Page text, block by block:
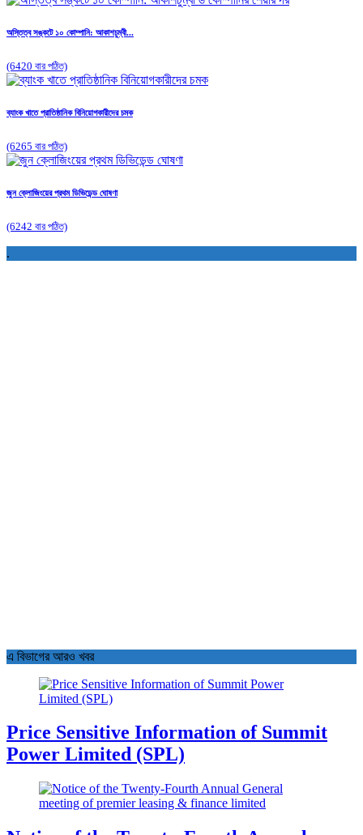
অস্তিত্ব সঙ্কটে ১০ কোম্পানি: আকাশচুম্বী...
(6420 বার পঠিত)
ব্যাংক খাতে প্রাতিষ্ঠানিক বিনিয়োগকারীদের চমক
(6265 বার পঠিত)
জুন ক্লোজিংয়ের প্রথম ডিভিডেন্ড ঘোষণা
(6242 বার পঠিত)
.
এ বিভাগের আরও খবর
Price Sensitive Information of Summit
Power Limited (SPL)